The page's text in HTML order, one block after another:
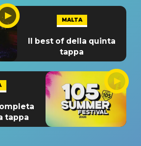
MALTA
Il best of della quinta
tappa
tappa